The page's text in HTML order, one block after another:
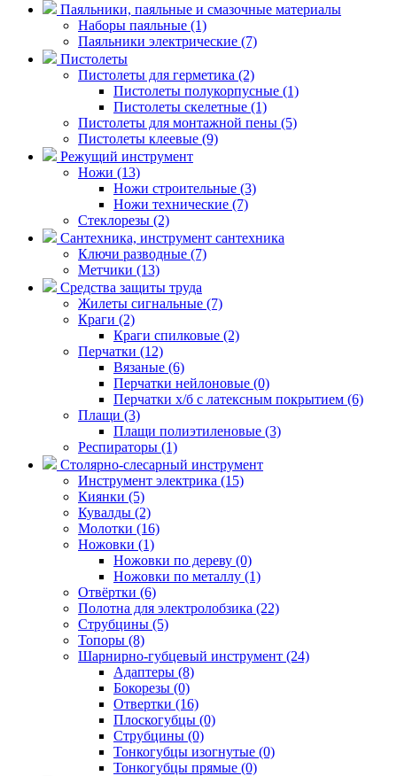
Паяльники, паяльные и смазочные материалы
Наборы паяльные (1)
Паяльники электрические (7)
Пистолеты
Пистолеты для герметика (2)
Пистолеты полукорпусные (1)
Пистолеты скелетные (1)
Пистолеты для монтажной пены (5)
Пистолеты клеевые (9)
Режущий инструмент
Ножи (13)
Ножи строительные (3)
Ножи технические (7)
Стеклорезы (2)
Сантехника, инструмент сантехника
Ключи разводные (7)
Метчики (13)
Средства защиты труда
Жилеты сигнальные (7)
Краги (2)
Краги спилковые (2)
Перчатки (12)
Вязаные (6)
Перчатки нейлоновые (0)
Перчатки х/б с латексным покрытием (6)
Плащи (3)
Плащи полиэтиленовые (3)
Респираторы (1)
Столярно-слесарный инструмент
Инструмент электрика (15)
Киянки (5)
Кувалды (2)
Молотки (16)
Ножовки (1)
Ножовки по дереву (0)
Ножовки по металлу (1)
Отвёртки (6)
Полотна для электролобзика (22)
Струбцины (5)
Топоры (8)
Шарнирно-губцевый инструмент (24)
Адаптеры (8)
Бокорезы (0)
Отвертки (16)
Плоскогубцы (0)
Струбцины (0)
Тонкогубцы изогнутые (0)
Тонкогубцы прямые (0)